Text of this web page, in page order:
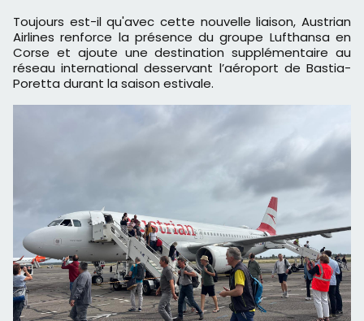
Toujours est-il qu'avec cette nouvelle liaison, Austrian
Airlines renforce la présence du groupe Lufthansa en
Corse et ajoute une destination supplémentaire au
réseau international desservant l’aéroport de Bastia-
Poretta durant la saison estivale.